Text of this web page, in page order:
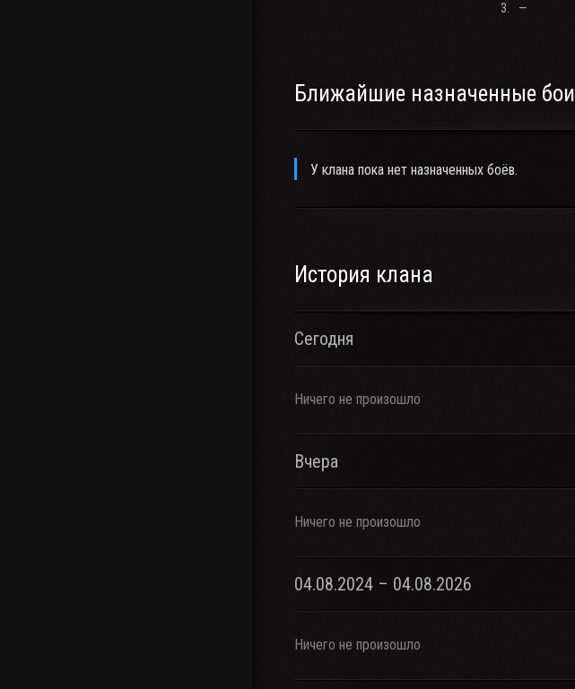
3. —
Ближайшие назначенные бои
У клана пока нет назначенных боёв.
История клана
Сегодня
Ничего не произошло
Вчера
Ничего не произошло
04.08.2024 – 04.08.2026
Ничего не произошло